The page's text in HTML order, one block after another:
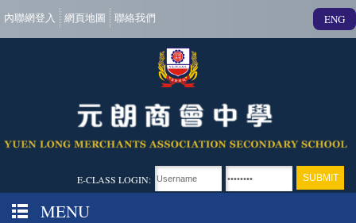
內聯網登入 網頁地圖 聯絡我們 ENG
E-CLASS LOGIN:
MENU